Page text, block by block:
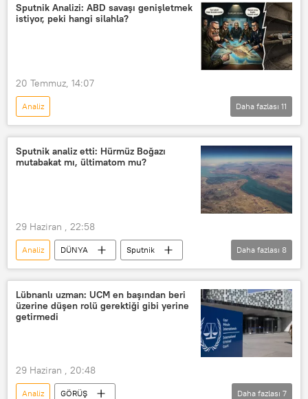
Sputnik Analizi: ABD savaşı genişletmek
istiyor, peki hangi silahla?
20 Temmuz, 14:07
Analiz
ABD-İSRAİL SALDIRILARI: İRAN VE KÖRFEZ KRİZİ
Sputnik
ABD
İran
Pentagon
Savaş
Daha fazlası 11
Sputnik analiz etti: Hürmüz Boğazı
mutabakat mı, ültimatom mu?
29 Haziran , 22:58
Analiz DÜNYA
Sputnik
Hürmüz Boğazı
ABD
Dünya
İran
Mutabakat
Washington
Körfez ülkeleri
Abbas Arakçi
Daha fazlası 8
Lübnanlı uzman: UCM en başından beri
üzerine düşen rolü gerektiği gibi yerine
getirmedi
29 Haziran , 20:48
Analiz
GÖRÜŞ
Daha fazlası 7